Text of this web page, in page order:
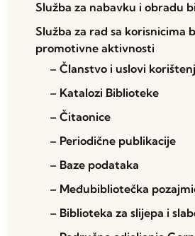
Služba za nabavku i obradu
Služba za rad sa korisnicima
promotivne aktivnosti
– Članstvo i uslovi
– Katalozi Biblioteke
– Čitaonice
– Periodične publikacije
– Baze podataka
– Međubibliotečka
– Biblioteka za slijepa i